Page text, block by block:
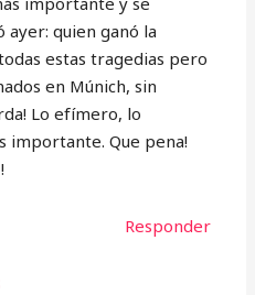
ayer: quien ganó la
estas tragedias pero
en Múnich, sin
Lo efímero, lo
importante. Que pena!
Responder